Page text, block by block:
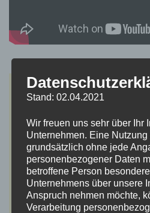
Stand: 02.04.2021
Wir freuen uns sehr über Ihr
Unternehmen. Eine
grundsätzlich ohne jede
personenbezogener Daten
betroffene Person
Unternehmens über unsere
Anspruch nehmen möchte,
Verarbeitung